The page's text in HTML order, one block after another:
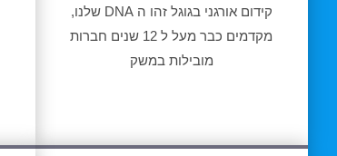
קידום אורגני בגוגל זהו ה DNA שלנו,
מקדמים כבר מעל ל 12 שנים חברות
מובילות במשק